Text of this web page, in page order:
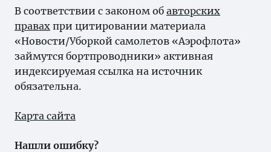
В соответствии с законом об авторских
правах при цитировании материала
«Новости/Уборкой самолетов «Аэрофлота»
займутся бортпроводники» активная
индексируемая ссылка на источник
обязательна.
Карта сайта
Нашли ошибку?